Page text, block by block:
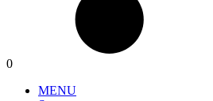
0
MENU